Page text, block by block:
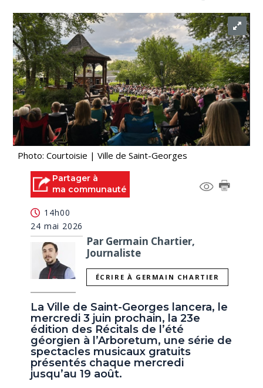
Photo: Courtoisie | Ville de Saint-Georges
Partager à
ma communauté
14h00
24 mai 2026
Par Germain Chartier,
Journaliste
ÉCRIRE À GERMAIN CHARTIER
La Ville de Saint-Georges lancera, le
mercredi 3 juin prochain, la 23e
édition des Récitals de l’été
géorgien à l’Arboretum, une série de
spectacles musicaux gratuits
présentés chaque mercredi
jusqu’au 19 août.